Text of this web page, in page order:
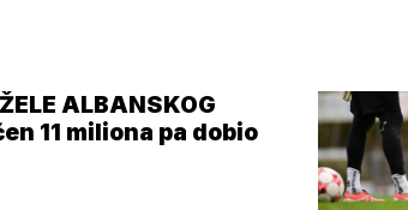
ALBANSKOG
11 miliona pa dobio